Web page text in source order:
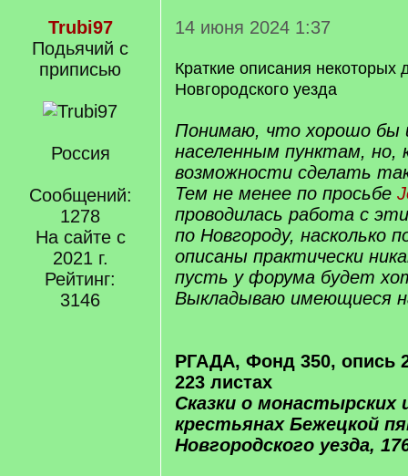
Trubi97
Подьячий с
приписью
Россия
Сообщений:
1278
На сайте с
2021 г.
Рейтинг:
3146
14 июня 2024 1:37
Краткие описания некоторых
Новгородского уезда
Понимаю, что хорошо бы
населенным пунктам, но,
возможности сделать
Тем не менее по просьбе
проводилась работа с
по Новгороду, насколько
описаны практически
пусть у форума будет
Выкладываю имеющиеся
РГАДА, Фонд 350, опись
223 листах
Сказки о монастырских
крестьянах Бежецкой
Новгородского уезда,